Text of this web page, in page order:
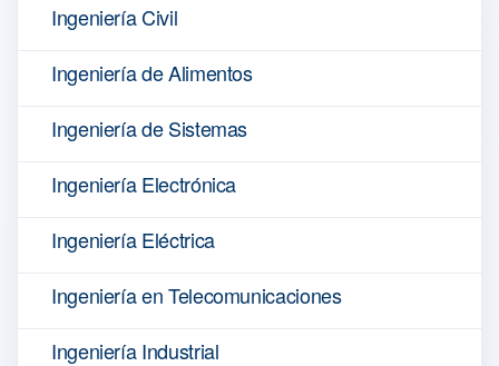
Ingeniería Civil
Ingeniería de Alimentos
Ingeniería de Sistemas
Ingeniería Electrónica
Ingeniería Eléctrica
Ingeniería en Telecomunicaciones
Ingeniería Industrial